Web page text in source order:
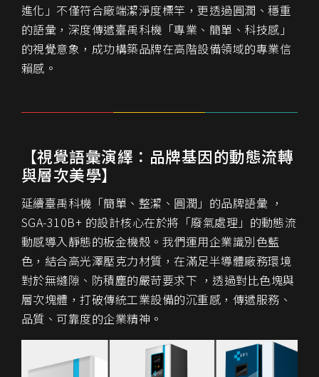
進化」不僅符合廠端潔淨度標竿，更透過圓潤、穩重
的語彙，深度傳遞臺禹科機「專業、簡單、科技感」
的視覺意象，成功構築品牌在高階設備領域的專業信
賴感。
【視覺語彙演繹：品牌基因的動態流轉
與層次美學】
延續臺禹科機「簡單、整潔、圓潤」的品牌語彙 ，
SGA-310B+ 的設計核心在於將「廢氣處理」的動態流
動感導入靜態的板金機殼。我們運用企業識別色藍
色，結合高光澤壓克力材質，在滿足半導體廠務環境
對於無縫隙、防積塵的嚴苛要求下 ，透過對比色塊與
層次塊體，打破傳統工業設備的沉重感，傳遞服務、
品質、可靠度的企業精神。